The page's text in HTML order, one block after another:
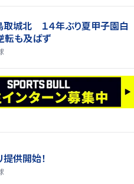
取城北 １４年ぶり夏甲子園白
も及ばず
供開始！